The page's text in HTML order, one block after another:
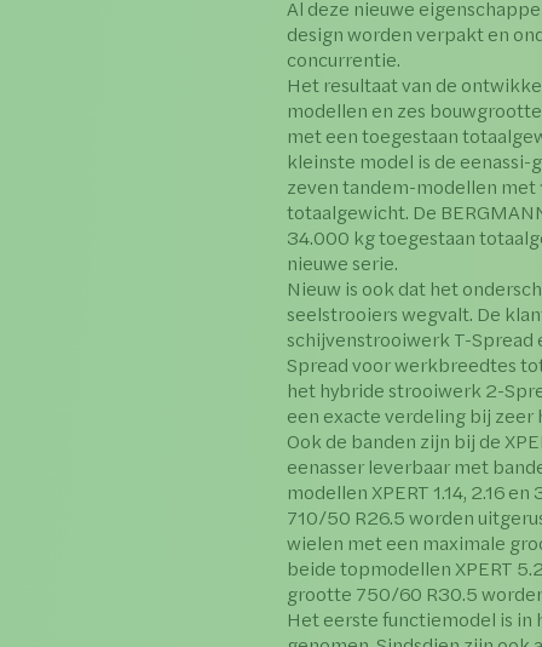
Al deze nieuwe
design worden verpakt en
concurrentie.
Het resultaat van de
modellen en zes
met een toegestaan
kleinste model is de eenassi-
zeven tandem-modellen
totaalgewicht. De
34.000 kg toegestaan
nieuwe serie.
Nieuw is ook dat het
seelstrooiers wegvalt. De
schijvenstrooiwerk T-
Spread voor werkbreedtes
het hybride strooiwerk 2-
een exacte verdeling bij zeer
Ook de banden zijn bij de
eenasser leverbaar met
modellen XPERT 1.14, 2.16
710/50 R26.5 worden
wielen met een maximale
beide topmodellen XPERT
grootte 750/60 R30.5
Het eerste functiemodel is